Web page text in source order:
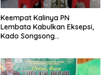
Keempat Kalinya PN
Lembata Kabulkan Eksepsi,
Kado Songsong